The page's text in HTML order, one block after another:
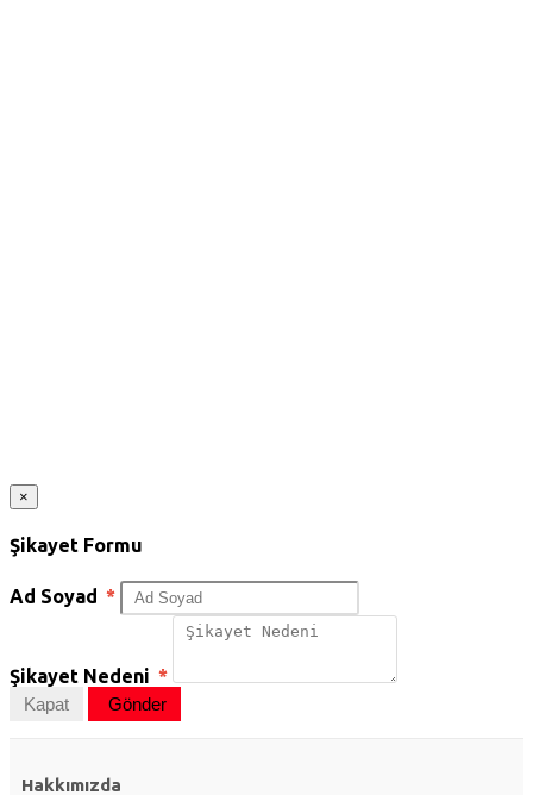
×
Şikayet Formu
Ad Soyad *
Şikayet Nedeni *
Kapat Gönder
Hakkımızda